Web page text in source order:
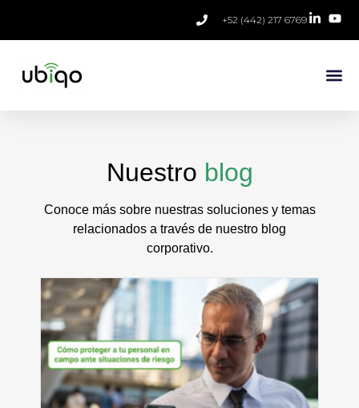
+52 (442) 217 6769
Nuestro blog
Conoce más sobre nuestras soluciones y temas
relacionados a través de nuestro blog
corporativo.